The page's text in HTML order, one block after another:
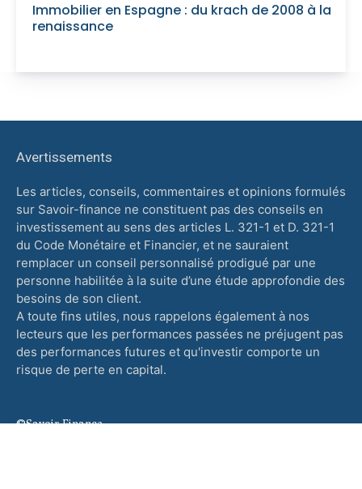
Immobilier en Espagne : du krach de 2008 à la
renaissance
Avertissements
Les articles, conseils, commentaires et opinions formulés
sur Savoir-finance ne constituent pas des conseils en
investissement au sens des articles L. 321-1 et D. 321-1
du Code Monétaire et Financier, et ne sauraient
remplacer un conseil personnalisé prodigué par une
personne habilitée à la suite d’une étude approfondie des
besoins de son client.
A toute fins utiles, nous rappelons également à nos
lecteurs que les performances passées ne préjugent pas
des performances futures et qu'investir comporte un
risque de perte en capital.
©Savoir-Finance